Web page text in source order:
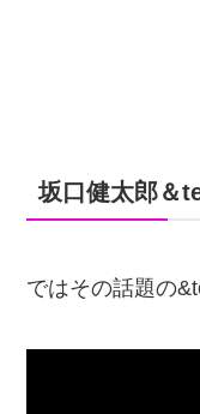
坂口健太郎＆
ではその話題の